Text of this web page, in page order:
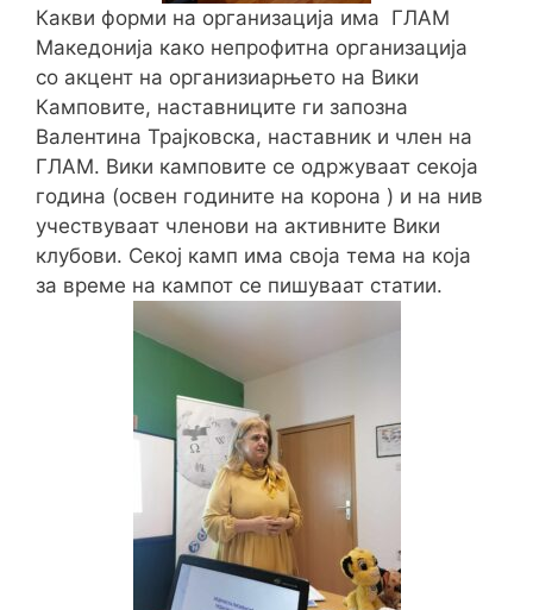
Какви форми на организација има ГЛАМ
Македонија како непрофитна организација
со акцент на организиарњето на Вики
Камповите, наставниците ги запозна
Валентина Трајковска, наставник и член на
ГЛАМ. Вики камповите се одржуваат секоја
година (освен годините на корона ) и на нив
учествуваат членови на активните Вики
клубови. Секој камп има своја тема на која
за време на кампот се пишуваат статии.